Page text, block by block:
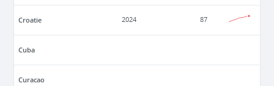
Croatie 2024 87
Cuba
Curacao